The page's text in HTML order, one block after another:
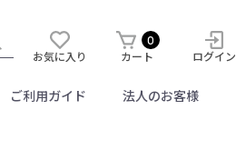
お気に入り
0
カート ログイン
ご利用ガイド 法人のお客様